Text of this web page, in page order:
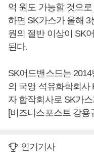
억 원도 가능할 것으
하면 SK가스가 올해
원의 절반 이상이 SK
된다.
SK어드밴스드는
의 국영 석유화학회사
자 합작회사로 SK가
[비즈니스포스트 강용
인기기사